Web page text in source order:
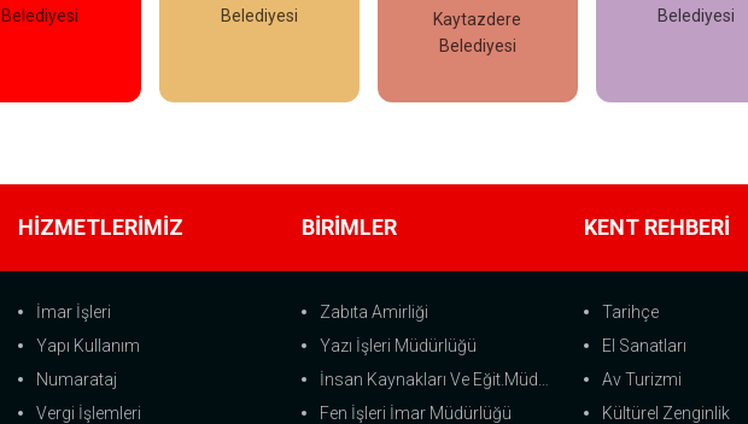
Belediyesi
Kaytazdere
Belediyesi
İncele
Belediyesi
HİZMETLERİMİZ
İmar İşleri
Yapı Kullanım
Numarataj
Vergi İşlemleri
BİRİMLER
Zabıta Amirliği
Yazı İşleri Müdürlüğü
İnsan Kaynakları Ve Eğit.Müdürlüğü
Fen İşleri İmar Müdürlüğü
KENT REHBERİ
Tarihçe
El Sanatları
Av Turizmi
Kültürel Zenginlik